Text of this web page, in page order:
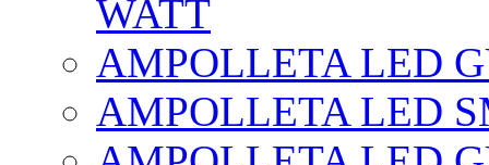
WATT
AMPOLLETA LED
AMPOLLETA LED